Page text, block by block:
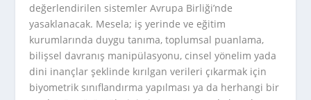
değerlendirilen sistemler Avrupa Birliği’nde
yasaklanacak. Mesela; iş yerinde ve eğitim
kurumlarında duygu tanıma, toplumsal puanlama,
bilişsel davranış manipülasyonu, cinsel yönelim yada
dini inançlar şeklinde kırılgan verileri çıkarmak için
biyometrik sınıflandırma yapılması ya da herhangi bir